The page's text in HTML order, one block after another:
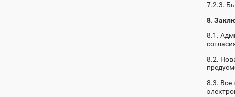
7.2.3.
8.
8.1.
8.2.
8.3. Все